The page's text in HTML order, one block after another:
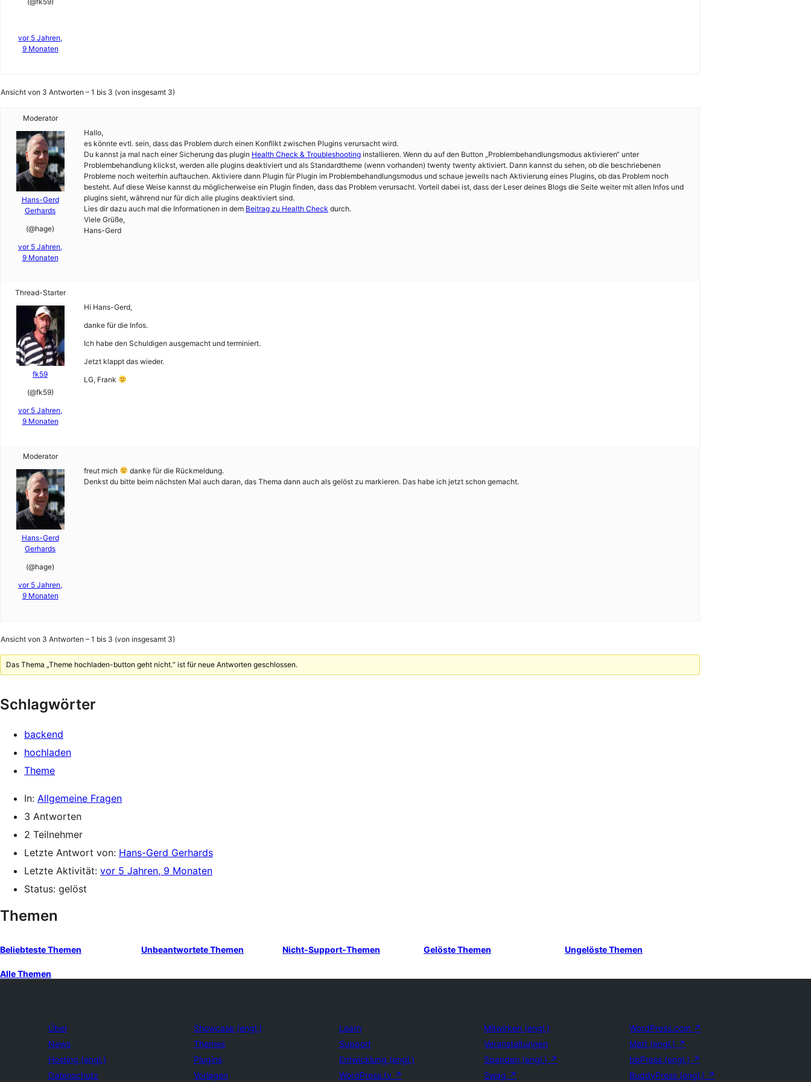
vor 5 Jahren,
9 Monaten
Ansicht von 3 Antworten – 1 bis 3 (von insgesamt 3)
Moderator
Hans-Gerd
Gerhards
(@hage)
vor 5 Jahren,
9 Monaten
Hallo,
es könnte evtl. sein, dass das Problem durch einen Konflikt zwischen Plugins verursacht wird.
Du kannst ja mal nach einer Sicherung das plugin Health Check & Troubleshooting installieren. Wenn du auf den Button „Problembehandlungsmodus aktivieren“ unter
Problembehandlung klickst, werden alle plugins deaktiviert und als Standardtheme (wenn vorhanden) twenty twenty aktiviert. Dann kannst du sehen, ob die beschriebenen
Probleme noch weiterhin auftauchen. Aktiviere dann Plugin für Plugin im Problembehandlungsmodus und schaue jeweils nach Aktivierung eines Plugins, ob das Problem noch
besteht. Auf diese Weise kannst du möglicherweise ein Plugin finden, dass das Problem verursacht. Vorteil dabei ist, dass der Leser deines Blogs die Seite weiter mit allen Infos und
plugins sieht, während nur für dich alle plugins deaktiviert sind.
Lies dir dazu auch mal die Informationen in dem Beitrag zu Health Check durch.
Viele Grüße,
Hans-Gerd
Thread-Starter
fk59
(@fk59)
vor 5 Jahren,
9 Monaten
Hi Hans-Gerd,
danke für die Infos.
Ich habe den Schuldigen ausgemacht und terminiert.
Jetzt klappt das wieder.
LG, Frank
Moderator
Hans-Gerd
Gerhards
(@hage)
vor 5 Jahren,
9 Monaten
freut mich
danke für die Rückmeldung.
Denkst du bitte beim nächsten Mal auch daran, das Thema dann auch als gelöst zu markieren. Das habe ich jetzt schon gemacht.
Ansicht von 3 Antworten – 1 bis 3 (von insgesamt 3)
Das Thema „Theme hochladen-button geht nicht.“ ist für neue Antworten geschlossen.
Schlagwörter
backend
hochladen
Theme
In: Allgemeine Fragen
3 Antworten
2 Teilnehmer
Letzte Antwort von: Hans-Gerd Gerhards
Letzte Aktivität: vor 5 Jahren, 9 Monaten
Status: gelöst
Themen
Beliebteste Themen Unbeantwortete Themen Nicht-Support-Themen Gelöste Themen Ungelöste Themen
Alle Themen
Über
News
Hosting (engl.)
Datenschutz
Showcase (engl.)
Themes
Plugins
Vorlagen
Learn
Support
Entwicklung (engl.)
WordPress.tv ↗
Mitwirken (engl.)
Veranstaltungen
Spenden (engl.) ↗
Swag ↗
WordPress.com ↗
Matt (engl.) ↗
bbPress (engl.) ↗
BuddyPress (engl.) ↗